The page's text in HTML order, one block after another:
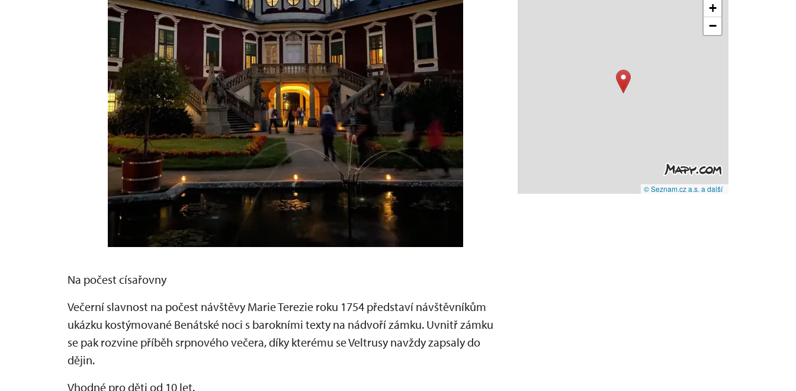
Na počest císařovny
Večerní slavnost na počest návštěvy Marie Terezie roku 1754 představí návštěvníkům
ukázku kostýmované Benátské noci s barokními texty na nádvoří zámku. Uvnitř zámku
se pak rozvine příběh srpnového večera, díky kterému se Veltrusy navždy zapsaly do
dějin.
Vhodné pro děti od 10 let.
+
−
© Seznam.cz a.s. a další